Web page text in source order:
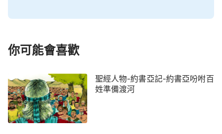
你可能會喜歡
聖經人物-約書亞記-約書亞吩咐百
姓準備渡河